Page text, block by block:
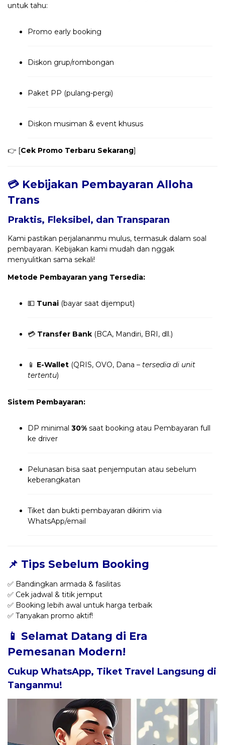
untuk tahu:
Promo early booking
Diskon grup/rombongan
Paket PP (pulang-pergi)
Diskon musiman & event khusus
👉 [Cek Promo Terbaru Sekarang]
💳 Kebijakan Pembayaran Alloha
Trans
Praktis, Fleksibel, dan Transparan
Kami pastikan perjalananmu mulus, termasuk dalam soal
pembayaran. Kebijakan kami mudah dan nggak
menyulitkan sama sekali!
Metode Pembayaran yang Tersedia:
💵 Tunai (bayar saat dijemput)
💳 Transfer Bank (BCA, Mandiri, BRI, dll.)
📱 E-Wallet (QRIS, OVO, Dana – tersedia di unit
tertentu)
Sistem Pembayaran:
DP minimal 30% saat booking atau Pembayaran full
ke driver
Pelunasan bisa saat penjemputan atau sebelum
keberangkatan
Tiket dan bukti pembayaran dikirim via
WhatsApp/email
📌 Tips Sebelum Booking
✅ Bandingkan armada & fasilitas
✅ Cek jadwal & titik jemput
✅ Booking lebih awal untuk harga terbaik
✅ Tanyakan promo aktif!
📱 Selamat Datang di Era
Pemesanan Modern!
Cukup WhatsApp, Tiket Travel Langsung di
Tanganmu!